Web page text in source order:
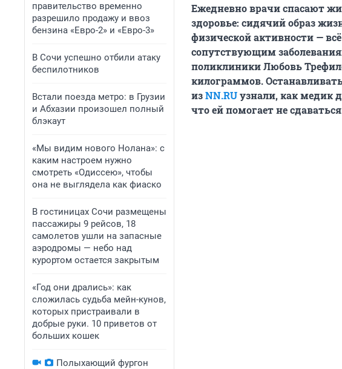
правительство временно
разрешило продажу и ввоз
бензина «Евро-2» и «Евро-3»
В Сочи успешно отбили атаку
беспилотников
Встали поезда метро: в Грузии
и Абхазии произошел полный
блэкаут
«Мы видим нового Нолана»: с
каким настроем нужно
смотреть «Одиссею», чтобы
она не выглядела как фиаско
В гостиницах Сочи размещены
пассажиры 9 рейсов, 18
самолетов ушли на запасные
аэродромы — небо над
курортом остается закрытым
«Год они дрались»: как
сложилась судьба мейн-кунов,
которых пристраивали в
добрые руки. 10 приветов от
больших кошек
Полыхающий фургон
Ежедневно врачи спасают
здоровье: сидячий образ
физической активности —
сопутствующим
поликлиники Любовь
килограммов.
изNN.RUузнали, как медик
что ей помогает не